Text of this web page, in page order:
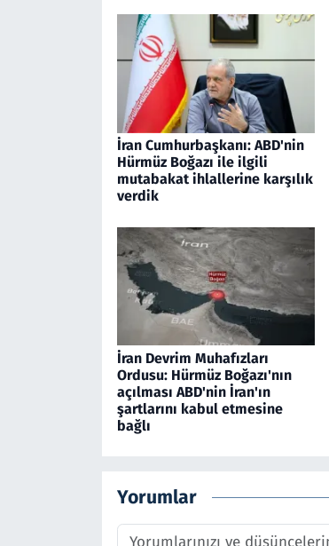
İran Cumhurbaşkanı: ABD'nin
Hürmüz Boğazı ile ilgili
mutabakat ihlallerine karşılık
verdik
İran Devrim Muhafızları
Ordusu: Hürmüz Boğazı'nın
açılması ABD'nin İran'ın
şartlarını kabul etmesine
bağlı
Yorumlar